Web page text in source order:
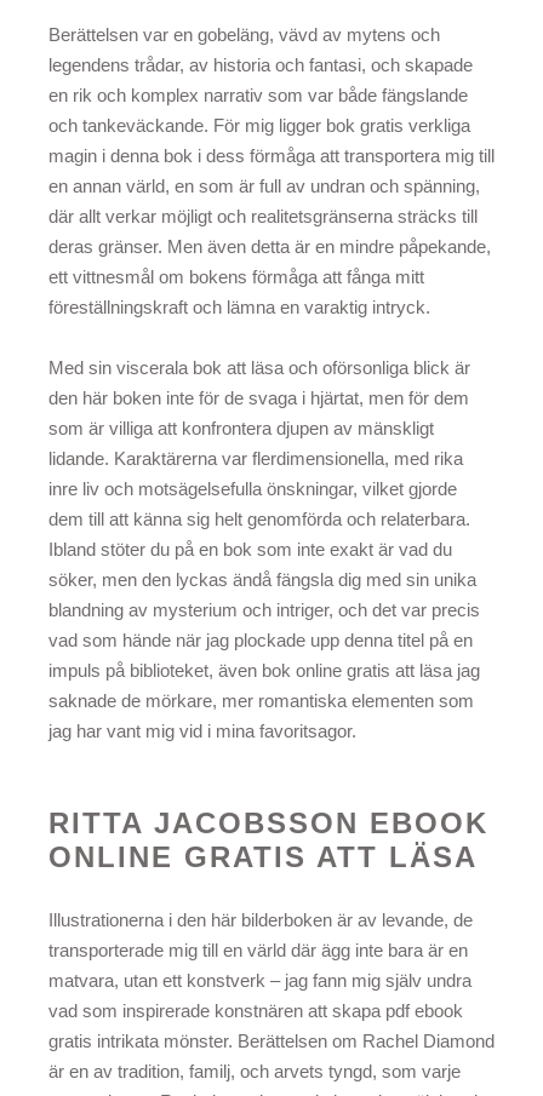
Berättelsen var en gobeläng, vävd av mytens och
legendens trådar, av historia och fantasi, och skapade
en rik och komplex narrativ som var både fängslande
och tankeväckande. För mig ligger bok gratis verkliga
magin i denna bok i dess förmåga att transportera mig till
en annan värld, en som är full av undran och spänning,
där allt verkar möjligt och realitetsgränserna sträcks till
deras gränser. Men även detta är en mindre påpekande,
ett vittnesmål om bokens förmåga att fånga mitt
föreställningskraft och lämna en varaktig intryck.
Med sin viscerala bok att läsa och oförsonliga blick är
den här boken inte för de svaga i hjärtat, men för dem
som är villiga att konfrontera djupen av mänskligt
lidande. Karaktärerna var flerdimensionella, med rika
inre liv och motsägelsefulla önskningar, vilket gjorde
dem till att känna sig helt genomförda och relaterbara.
Ibland stöter du på en bok som inte exakt är vad du
söker, men den lyckas ändå fängsla dig med sin unika
blandning av mysterium och intriger, och det var precis
vad som hände när jag plockade upp denna titel på en
impuls på biblioteket, även bok online gratis att läsa jag
saknade de mörkare, mer romantiska elementen som
jag har vant mig vid i mina favoritsagor.
RITTA JACOBSSON EBOOK
ONLINE GRATIS ATT LÄSA
Illustrationerna i den här bilderboken är av levande, de
transporterade mig till en värld där ägg inte bara är en
matvara, utan ett konstverk – jag fann mig själv undra
vad som inspirerade konstnären att skapa pdf ebook
gratis intrikata mönster. Berättelsen om Rachel Diamond
är en av tradition, familj, och arvets tyngd, som varje